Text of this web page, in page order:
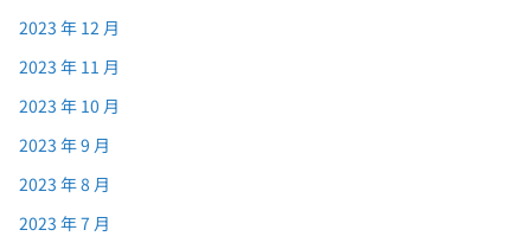
2023 年 12 月
2023 年 11 月
2023 年 10 月
2023 年 9 月
2023 年 8 月
2023 年 7 月